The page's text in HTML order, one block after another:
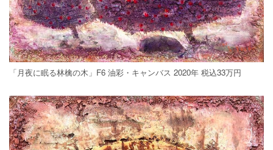
「月夜に眠る林檎の木」F6 油彩・キャンバス 2020年 税込33万円